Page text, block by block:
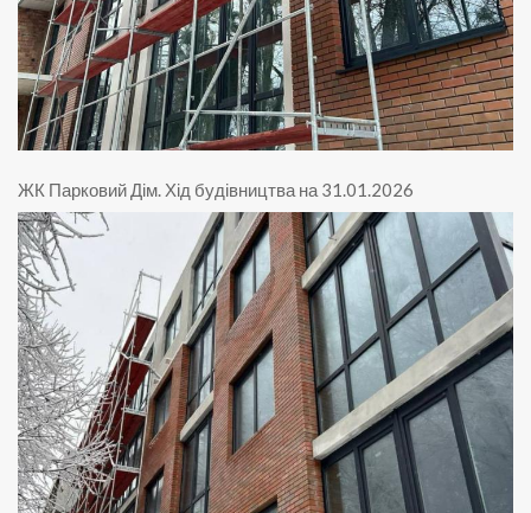
ЖК Парковий Дім. Хід будівництва на 31.01.2026